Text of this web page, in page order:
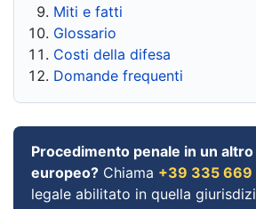
Miti e fatti
Glossario
Costi della difesa
Domande frequenti
Procedimento penale in un altro
europeo? Chiama +39 335
legale abilitato in quella